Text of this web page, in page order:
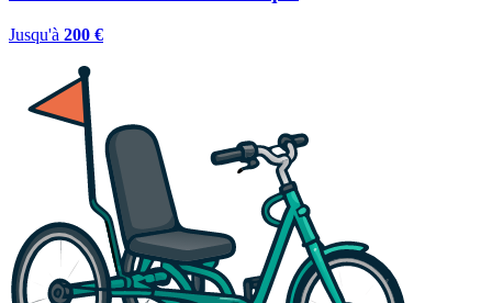
Jusqu'à 200 €